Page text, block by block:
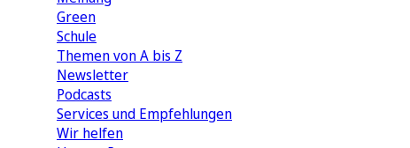
Green
Schule
Themen von A bis Z
Newsletter
Podcasts
Services und Empfehlungen
Wir helfen